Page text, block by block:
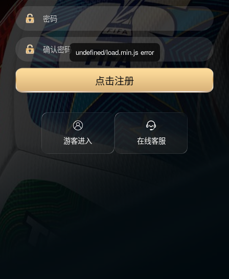
点击注册
游客进入 在线客服
undefined/load.min.js error